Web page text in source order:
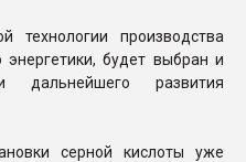
технологии производства
будет выбран и
дальнейшего развития
серной кислоты уже